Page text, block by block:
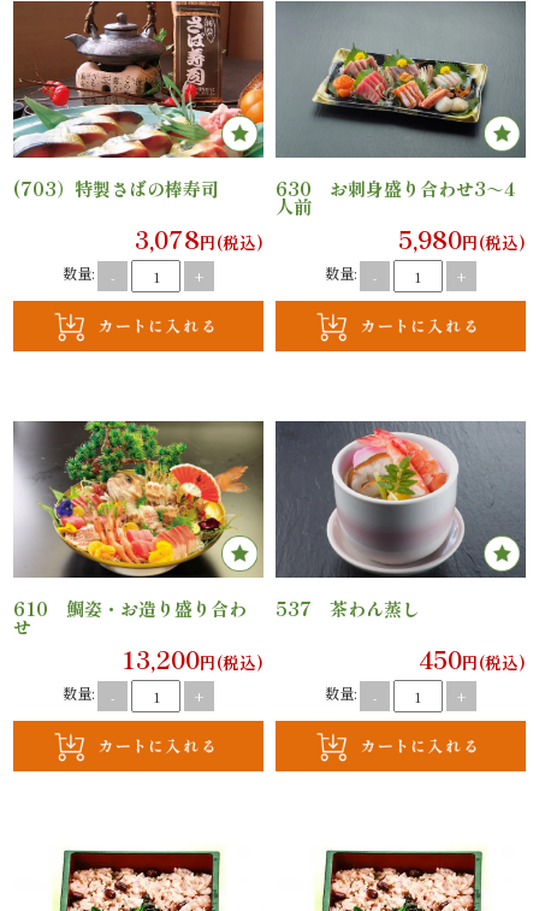
ー
ご
利
ー
ら
選
事・
法
慶
(703）特製さばの棒寿司
3,078円(税込)
数量: - +
630 お刺身盛り合わせ3～4
人前
5,980円(税込)
数量: - +
610 鯛姿・お造り盛り合わ
せ
13,200円(税込)
数量: - +
537 茶わん蒸し
450円(税込)
数量: - +